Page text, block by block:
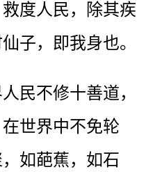
度人民，除其疾
子，即我身也。
民不修十善道，
世界中不免轮
如葩蕉，如石